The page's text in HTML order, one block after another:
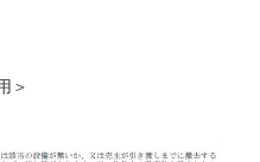
＞